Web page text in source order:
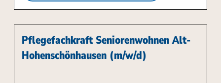
Pflegefachkraft Seniorenwohnen Alt-
Hohenschönhausen (m/w/d)